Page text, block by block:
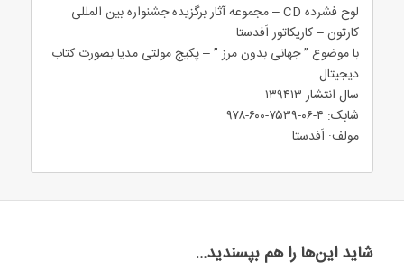
لوح فشرده CD – مجموعه آثار برگزیده جشنواره بین المللی
کارتون – کاریکاتور اَفدستا
با موضوع ” جهانی بدون مرز ” – پکیج مولتی مدیا بصورت کتاب
دیجیتال
سال انتشار ۱۳۹۴۱۳
شابک: ۴-۰۶-۷۵۳۹-۶۰۰-۹۷۸
مولف: اَفدستا
شاید این‌ها را هم بپسندید…